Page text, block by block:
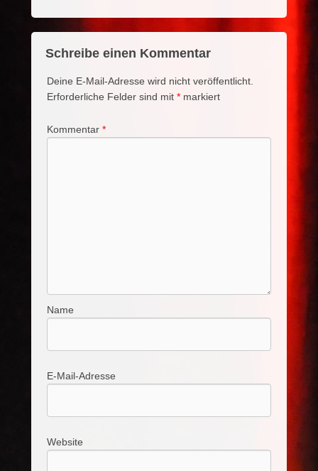
Schreibe einen Kommentar
Deine E-Mail-Adresse wird nicht veröffentlicht.
Erforderliche Felder sind mit * markiert
Kommentar *
Name
E-Mail-Adresse
Website